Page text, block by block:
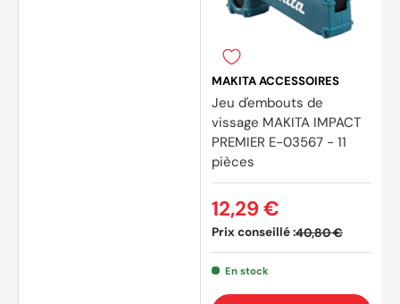
MAKITA ACCESSOIRES
Jeu d'embouts de
vissage MAKITA IMPACT
PREMIER E-03567 - 11
pièces
Prix conseillé :40,80 €
12,29 €
En stock